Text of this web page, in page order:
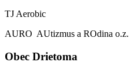
TJ Aerobic
AURO AUtizmus a ROdina o.z.
Obec Drietoma